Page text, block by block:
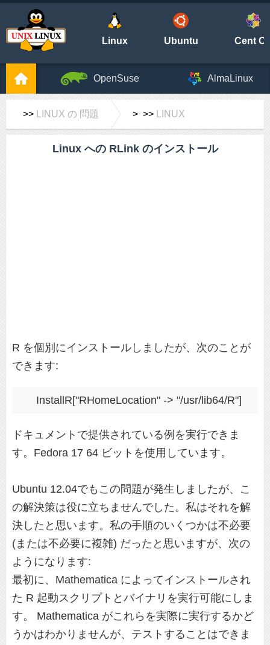
Linux Ubuntu Cent
OpenSuse AlmaLinux
>> LINUX の 問題 > >> LINUX
Linux への RLink のインストール
R を個別にインストールしましたが、次のことが
できます:
ドキュメントで提供されている例を実行できま
す。Fedora 17 64 ビットを使用しています。
Ubuntu 12.04でもこの問題が発生しましたが、こ
の解決策は役に立ちませんでした。私はそれを解
決したと思います。私の手順のいくつかは不必要
(または不必要に複雑) だったと思いますが、次の
ようになります:
最初に、Mathematica によってインストールされ
た R 起動スクリプトとバイナリを実行可能にしま
す。 Mathematica がこれらを実際に実行するかど
うかはわかりませんが、テストすることはできま